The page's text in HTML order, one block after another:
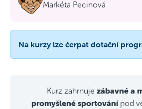
Markéta Pecinová
Na kurzy lze čerpat dotační
Kurz zahrnuje zábavné a
promyšlené sportovánípod